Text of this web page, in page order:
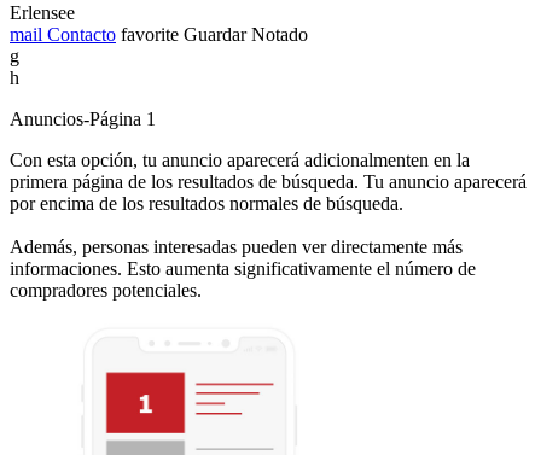
Erlensee
mail Contacto favorite Guardar Notado
g
h
Anuncios-Página 1
Con esta opción, tu anuncio aparecerá adicionalmenten en la
primera página de los resultados de búsqueda. Tu anuncio aparecerá
por encima de los resultados normales de búsqueda.
Además, personas interesadas pueden ver directamente más
informaciones. Esto aumenta significativamente el número de
compradores potenciales.